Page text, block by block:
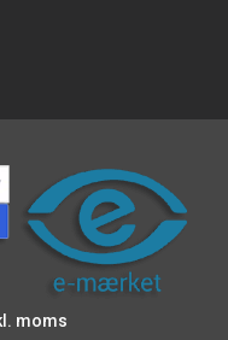
moms